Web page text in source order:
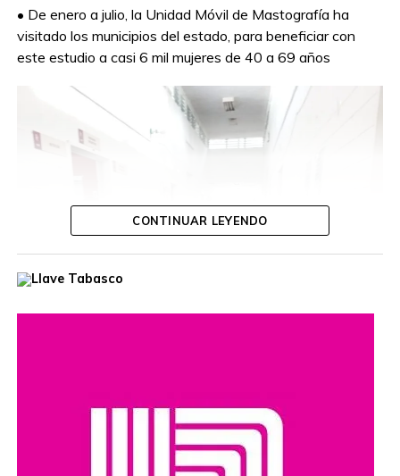
Política del Congreso del Estado, Jorge Bracamonte
Hernández.
Compartir en:
TEMAS RELACIONADOS: LA GRAN FUERZA DE MEXICO
A CONTINUACIÓN
Rural “Amado Nervo” en Comalcalco
• De enero a julio, la Unidad Móvil de Mastografía ha
visitado los municipios del estado, para beneficiar con
este estudio a casi 6 mil mujeres de 40 a 69 años
CONTINUAR LEYENDO